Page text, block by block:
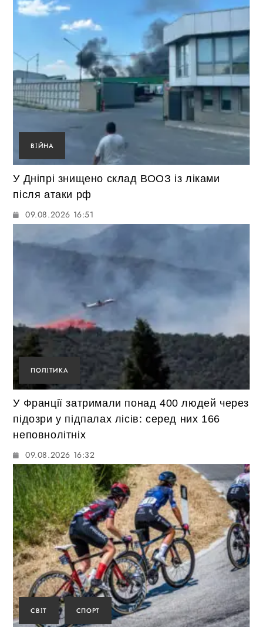
ВІЙНА
У Дніпрі знищено склад ВООЗ із ліками
після атаки рф
09.08.2026 16:51
ПОЛІТИКА
У Франції затримали понад 400 людей через
підозри у підпалах лісів: серед них 166
неповнолітніх
09.08.2026 16:32
СВІТ СПОРТ